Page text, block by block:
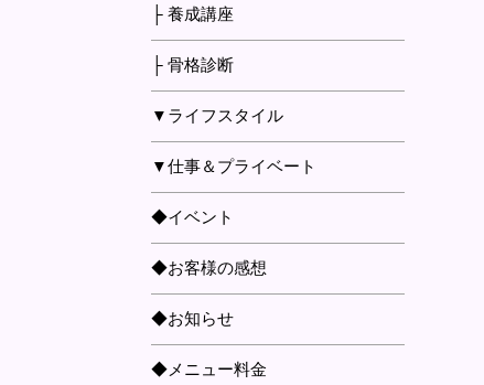
├ 養成講座
├ 骨格診断
▼ライフスタイル
▼仕事＆プライベート
◆イベント
◆お客様の感想
◆お知らせ
◆メニュー料金